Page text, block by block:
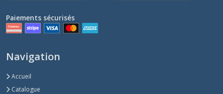
Paiements sécurisés
Navigation
Accueil
Catalogue